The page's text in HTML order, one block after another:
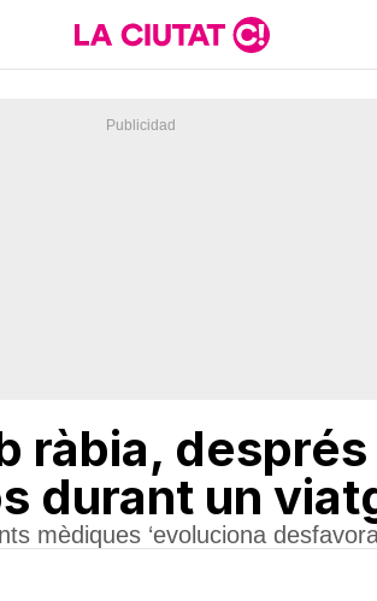
ràbia,
durant un
mèdiques ‘evoluciona